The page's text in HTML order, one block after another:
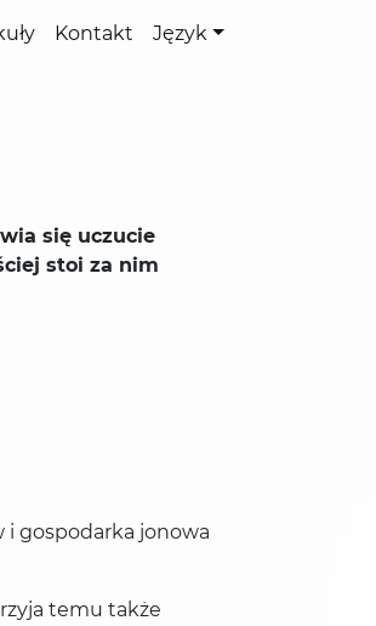
Kontakt Język
się uczucie
stoi za nim
i gospodarka jonowa
temu także